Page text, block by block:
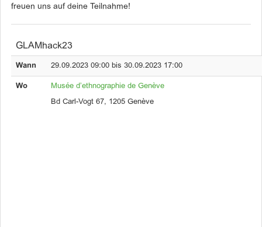
freuen uns auf deine Teilnahme!
GLAMhack23
Wann 29.09.2023 09:00 bis 30.09.2023 17:00
Wo Musée d’ethnographie de Genève
Bd Carl-Vogt 67, 1205 Genève